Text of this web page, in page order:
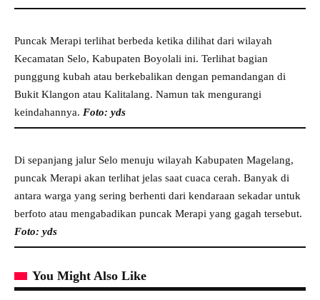
Puncak Merapi terlihat berbeda ketika dilihat dari wilayah
Kecamatan Selo, Kabupaten Boyolali ini. Terlihat bagian
punggung kubah atau berkebalikan dengan pemandangan di
Bukit Klangon atau Kalitalang. Namun tak mengurangi
keindahannya. Foto: yds
Di sepanjang jalur Selo menuju wilayah Kabupaten Magelang,
puncak Merapi akan terlihat jelas saat cuaca cerah. Banyak di
antara warga yang sering berhenti dari kendaraan sekadar untuk
berfoto atau mengabadikan puncak Merapi yang gagah tersebut.
Foto: yds
You Might Also Like